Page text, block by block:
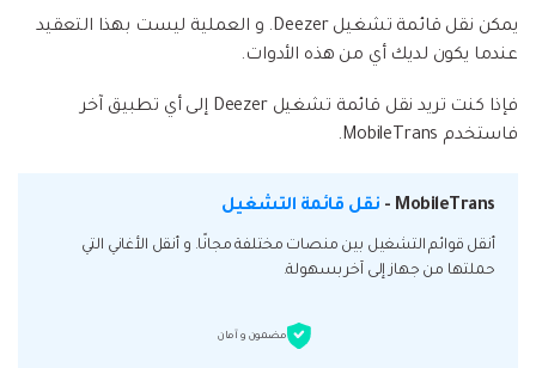
يمكن نقل قائمة تشغيل Deezer. و العملية ليست بهذا التعقيد
عندما يكون لديك أي من هذه الأدوات.
فإذا كنت تريد نقل قائمة تشغيل Deezer إلى أي تطبيق آخر
فاستخدم MobileTrans.
MobileTrans - نقل قائمة التشغيل
أنقل قوائم التشغيل بين منصات مختلفة مجانًا. و أنقل الأغاني التي
حملتها من جهاز إلى آخر بسهولة.
مضمون و آمان